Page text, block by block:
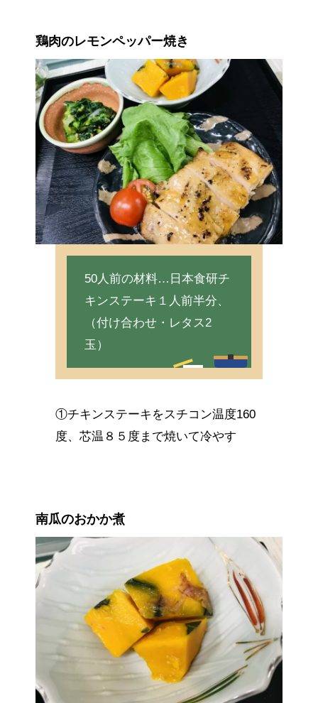
鶏肉のレモンペッパー焼き
50人前の材料…日本食研チ
キンステーキ１人前半分、
（付け合わせ・レタス2
玉）
①チキンステーキをスチコン温度160
度、芯温８５度まで焼いて冷やす
南瓜のおかか煮